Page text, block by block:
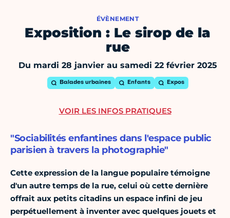
ÉVÈNEMENT
Exposition : Le sirop de la
rue
Du mardi 28 janvier au samedi 22 février 2025
Balades urbaines Enfants Expos
"Sociabilités enfantines dans l'espace public
parisien à travers la photographie"
Cette expression de la langue populaire témoigne
d'un autre temps de la rue, celui où cette dernière
offrait aux petits citadins un espace infini de jeu
perpétuellement à inventer avec quelques jouets et
VOIR LES INFOS PRATIQUES